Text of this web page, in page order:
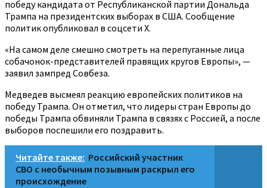
победу кандидата от Республиканской партии Дональда
Трампа на президентских выборах в США. Сообщение
политик опубликовал в соцсети X.
«На самом деле смешно смотреть на перепуганные лица
собачонок-представителей правящих кругов Европы», —
заявил зампред Совбеза.
Медведев высмеял реакцию европейских политиков на
победу Трампа. Он отметил, что лидеры стран Европы до
победы Трампа обвиняли Трампа в связях с Россией, а после
выборов поспешили его поздравить.
Читайте также: Российский участник
СВО с необычным позывным раскрыл его
происхождение